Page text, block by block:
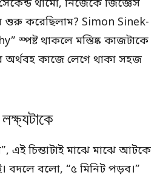
থামো, নিজেকে জিজ্ঞেস
করেছিলাম? Simon Sinek-
স্পষ্ট থাকলে মস্তিষ্ক কাজটাকে
কাজে লেগে থাকা সহজ
এই চিন্তাটাই মাঝে মাঝে আটকে
বলো, “৫ মিনিট পড়ব।”